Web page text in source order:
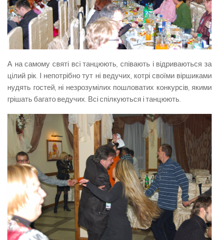
А на самому святі всі танцюють, співають і відриваються за
цілий рік. І непотрібно тут ні ведучих, котрі своїми віршиками
нудять гостей, ні незрозумілих пошловатих конкурсів, якими
грішать багато ведучих. Всі спілкуються і танцюють.